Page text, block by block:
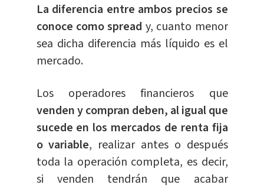
La diferencia entre ambos precios se
conoce como spread y, cuanto menor
sea dicha diferencia más líquido es el
mercado.
Los operadores financieros que
venden y compran deben, al igual que
sucede en los mercados de renta fija
o variable, realizar antes o después
toda la operación completa, es decir,
si venden tendrán que acabar